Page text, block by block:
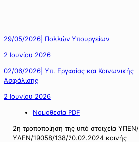
29/05/2026| Πολλών Υπουργείων
2 Ιουνίου 2026
02/06/2026| Υπ. Εργασίας και Κοινωνικής
Ασφάλισης
2 Ιουνίου 2026
Νομοθεσία PDF
2η τροποποίηση της υπό στοιχεία ΥΠΕΝ/
ΥΔΕΝ/19058/138/20.02.2024 κοινής